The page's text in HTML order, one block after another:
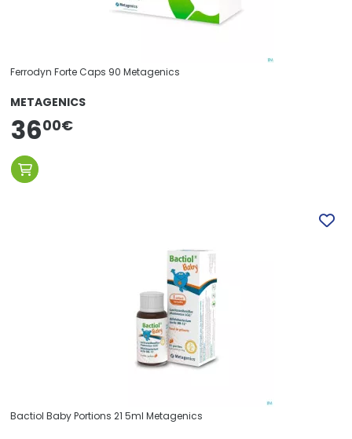
Ferrodyn Forte Caps 90 Metagenics
METAGENICS
3600€
Bactiol Baby Portions 21 5ml Metagenics